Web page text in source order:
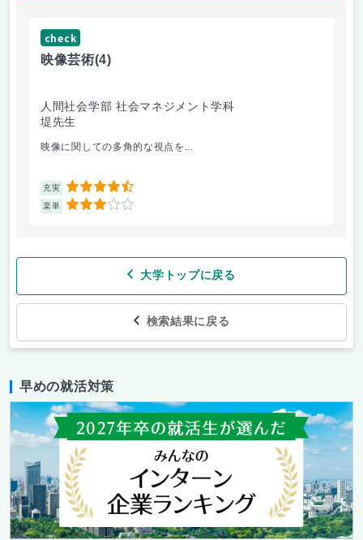
check
映像芸術(4)
人間社会学部 社会マネジメント学科
堤先生
映像に関しての多角的な視点を...
充実 4.5
楽単 3
大学トップに戻る
検索結果に戻る
早めの就活対策